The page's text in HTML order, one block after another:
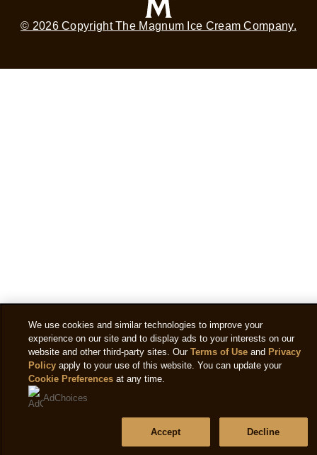
© 2026 Copyright The Magnum Ice Cream Company.
We use cookies and similar technologies to improve your
experience on our site and to display ads to your interests on our
website and other third-party sites. OurTerms of Use and Privacy
Policy apply to your use of this website. You can update your
Cookie Preferences at any time.
AdChoices
Decline
Accept